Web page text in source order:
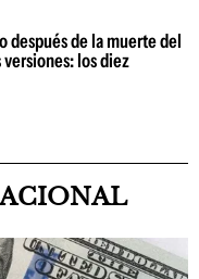
después de la muerte del
versiones: los diez